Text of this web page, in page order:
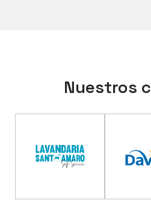
Nuestros